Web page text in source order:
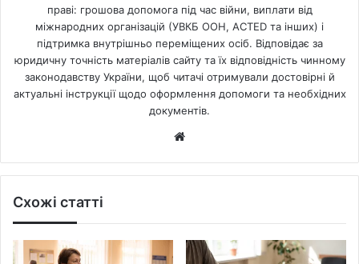
праві: грошова допомога під час війни, виплати від
міжнародних організацій (УВКБ ООН, ACTED та інших) і
підтримка внутрішньо переміщених осіб. Відповідає за
юридичну точність матеріалів сайту та їх відповідність чинному
законодавству України, щоб читачі отримували достовірні й
актуальні інструкції щодо оформлення допомоги та необхідних
документів.
Схожі статті